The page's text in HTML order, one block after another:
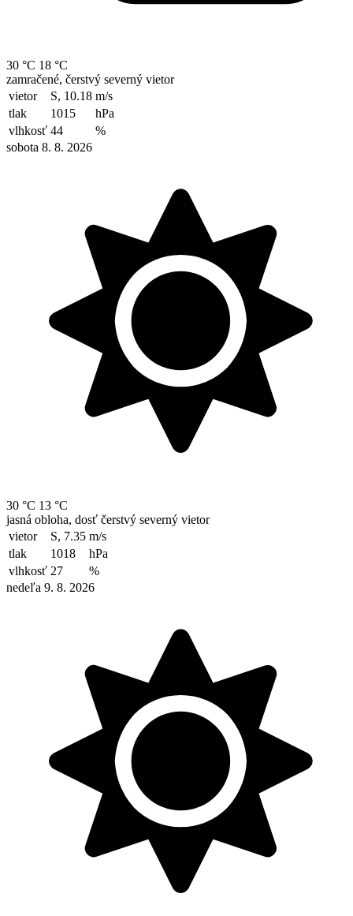
30 °C 18 °C
zamračené, čerstvý severný vietor
vietor
S, 10.18 m/s
tlak
1015
hPa
vlhkosť 44
%
sobota 8. 8. 2026
30 °C 13 °C
jasná obloha, dosť čerstvý severný vietor
vietor
S, 7.35 m/s
tlak
1018
hPa
vlhkosť 27
%
nedeľa 9. 8. 2026